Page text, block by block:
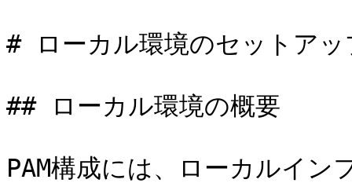
# ローカル環境のセットアッ
## ローカル環境の概要
PAM構成には、ローカルイ